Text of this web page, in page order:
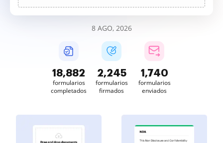
8 AGO, 2026
18,886
formularios
completados
2,245
formularios
firmados
1,740
formularios
enviados